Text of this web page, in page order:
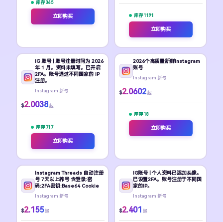
库存 365
立即购买 库存 1191
立即购买
IG 账号 | 账号注册时间为 2026
年 1 月。资料未填写。已开启
2FA。账号通过不同国家的 IP
注册。
Instagram 新号
$2.0038 起
库存 717
立即购买
2026个高质量新鲜Instagram
账号
Instagram 新号
$2.0602 起
库存 18
立即购买
Instagram Threads 自动注册
号 7天以上养号 含登录:密
码:2FA密钥:Base64 Cookie
Instagram 新号
$2.155 起
IG账号 | 个人资料已添加头像。
已设置2FA。账号注册于不同国
家的IP。
Instagram 新号
$2.401 起